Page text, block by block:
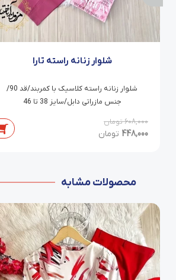
شلوار زنانه راسته تارا
شلوار زنانه راسته کلاسیک با کمربند/قد 90/
جنس مازراتی دابل/سایز 38 تا 46
608,000تومان
448,000 تومان
محصولات مشابه